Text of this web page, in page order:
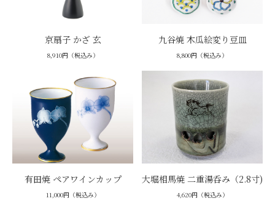
京扇子 かざ 玄
8,910円（税込み）
九谷焼 木瓜絵変り豆皿
8,800円（税込み）
有田焼 ペアワインカップ
11,000円（税込み）
大堀相馬焼 二重湯呑み（2.8寸)
4,620円（税込み）